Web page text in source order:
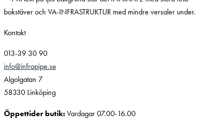
Kontakt
013-39 30 90
info@infrapipe.se
Algolgatan 7
58330 Linköping
Öppettider butik:Vardagar 07.00-16.00